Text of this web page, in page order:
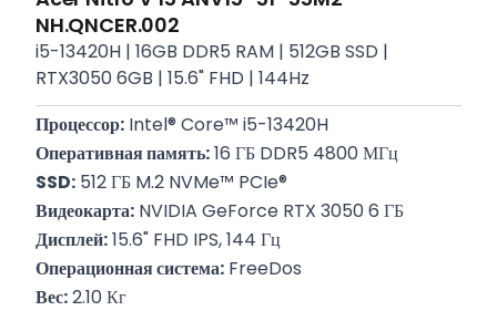
NH.QNCER.002
i5-13420H | 16GB DDR5 RAM | 512GB SSD |
RTX3050 6GB | 15.6" FHD | 144Hz
Процессор: Intel® Core™ i5-13420H
Оперативная память: 16 ГБ DDR5 4800 МГц
SSD: 512 ГБ M.2 NVMe™ PCIe®
Видеокарта: NVIDIA GeForce RTX 3050 6 ГБ
Дисплей: 15.6" FHD IPS, 144 Гц
Операционная система: FreeDos
Вес: 2.10 Кг